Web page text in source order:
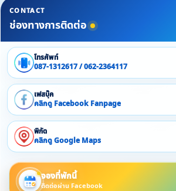
✔️ เครื่องเล่นสไลเดอร์
✔️ คาราโอเกะ
❤️ ราคาสำหรับ 2 คน คนละ 2,000 บาท
❤️ ราคาสำหรับ 3-4 คน คนละ 1,700 บาท
❤️ เด็กอายุ 6-12 ปี ราคา 800 บาท
CONTACT
ช่องทางการติดต่อ
โทรศัพท์
087-1312617 / 062-2364117
เฟสบุ๊ค
คลิกดู Facebook Fanpage
พิกัด
คลิกดู Google Maps
จองที่พักนี้
ติดต่อผ่าน Facebook